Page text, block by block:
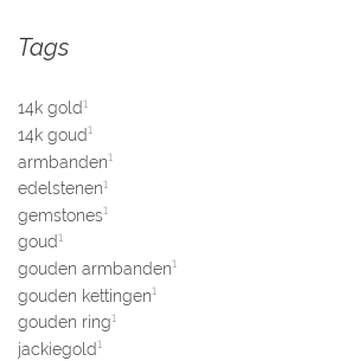
Tags
14k gold1
14k goud1
armbanden1
edelstenen1
gemstones1
goud1
gouden armbanden1
gouden kettingen1
gouden ring1
jackiegold1